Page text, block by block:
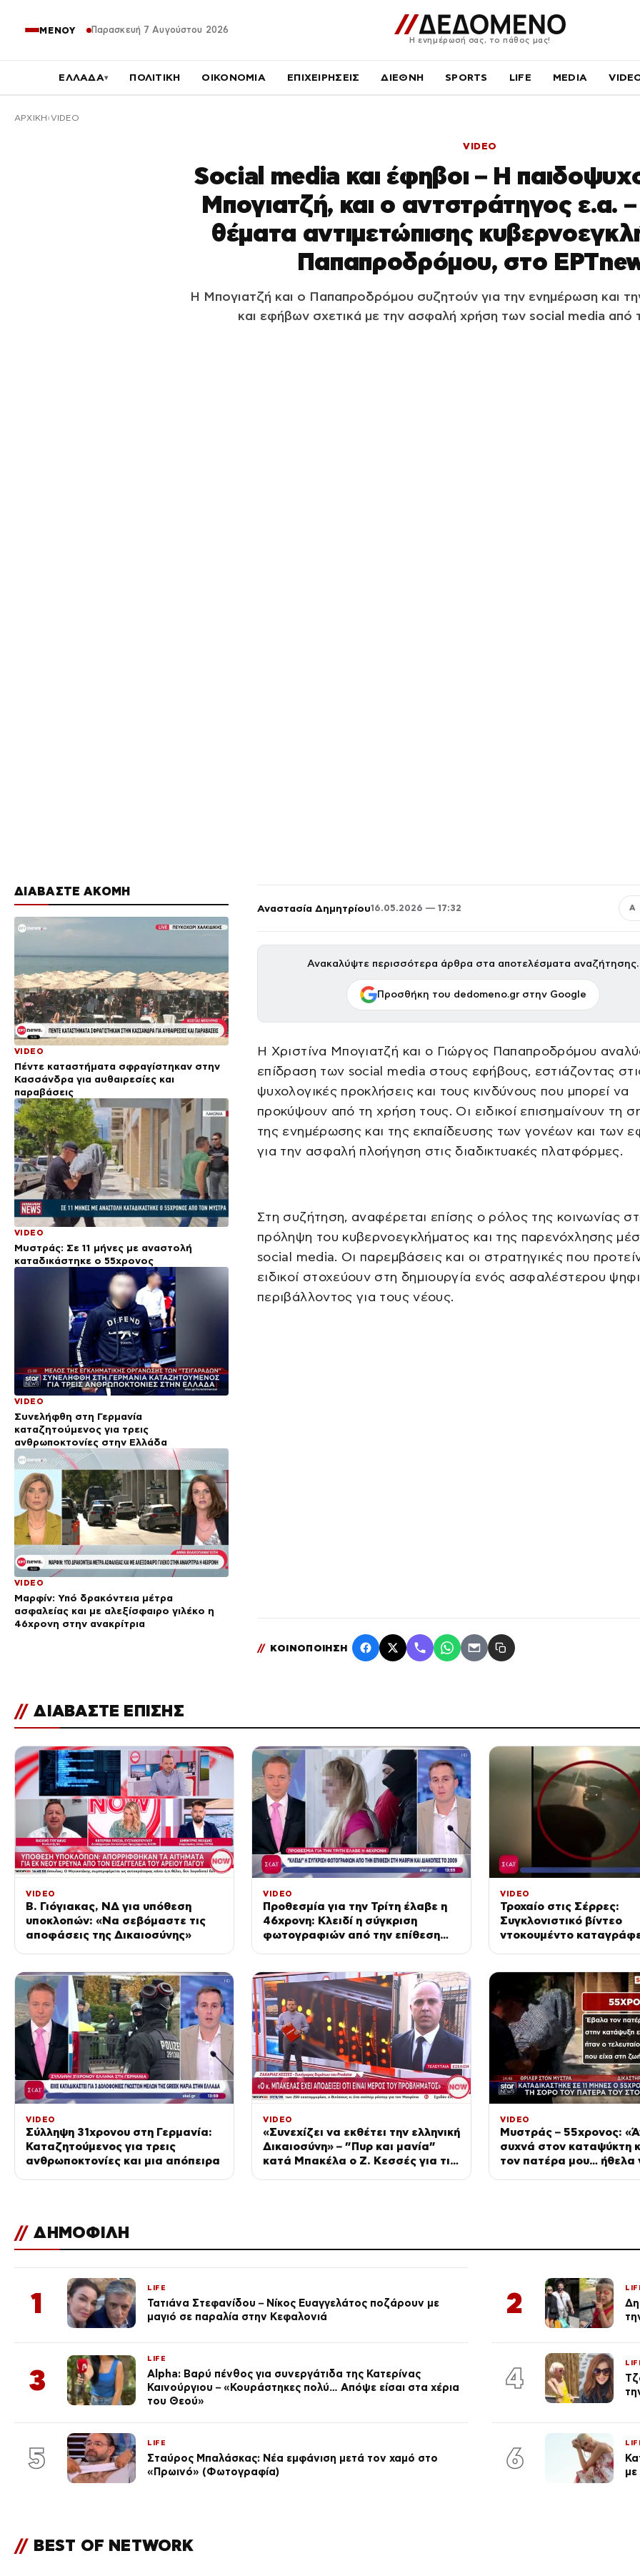
ΜΕΝΟΥ Παρασκευή 7 Αυγούστου 2026
Η ενημέρωσή σας, το πάθος μας!
ΕΛΛΑΔΑ▾ ΠΟΛΙΤΙΚΗ ΟΙΚΟΝΟΜΙΑ ΕΠΙΧΕΙΡΗΣΕΙΣ ΔΙΕΘΝΗ SPORTS LIFE MEDIA
ΑΡΧΙΚΉ VIDEO
VIDEO
Social media και έφηβοι – Η
Μπογιατζή, και ο αντστράτηγος ε.α. –
θέματα αντιμετώπισης
Παπαπροδρόμου, στο
Η Μπογιατζή και ο Παπαπροδρόμου συζητούν για την ενημέρωση και
και εφήβων σχετικά με την ασφαλή χρήση των social media από
ΔΙΑΒΑΣΤΕ ΑΚΟΜΗ
VIDEO
Πέντε καταστήματα σφραγίστηκαν στην
Κασσάνδρα για αυθαιρεσίες και
παραβάσεις
VIDEO
Μυστράς: Σε 11 μήνες με αναστολή
καταδικάστηκε ο 55χρονος
VIDEO
Συνελήφθη στη Γερμανία
καταζητούμενος για τρεις
ανθρωποκτονίες στην Ελλάδα
VIDEO
Μαρφίν: Υπό δρακόντεια μέτρα
ασφαλείας και με αλεξίσφαιρο γιλέκο η
46χρονη στην ανακρίτρια
Αναστασία Δημητρίου16.05.2026 — 17:32 Α
Ανακαλύψτε περισσότερα άρθρα στα αποτελέσματα αναζήτησης.
Προσθήκη του dedomeno.gr στην Google
Η Χριστίνα Μπογιατζή και ο Γιώργος Παπαπροδρόμου
επίδραση των social media στους εφήβους, εστιάζοντας
ψυχολογικές προκλήσεις και τους κινδύνους που μπορεί να
προκύψουν από τη χρήση τους. Οι ειδικοί επισημαίνουν τη
της ενημέρωσης και της εκπαίδευσης των γονέων και των
για την ασφαλή πλοήγηση στις διαδικτυακές πλατφόρμες.
Στη συζήτηση, αναφέρεται επίσης ο ρόλος της κοινωνίας
πρόληψη του κυβερνοεγκλήματος και της παρενόχλησης
social media. Οι παρεμβάσεις και οι στρατηγικές που
ειδικοί στοχεύουν στη δημιουργία ενός ασφαλέστερου
περιβάλλοντος για τους νέους.
// ΚΟΙΝΟΠΟΙΗΣΗ
// ΔΙΑΒΑΣΤΕ ΕΠΙΣΗΣ
VIDEO
Β. Γιόγιακας, ΝΔ για υπόθεση
υποκλοπών: «Να σεβόμαστε τις
αποφάσεις της Δικαιοσύνης»
VIDEO
Προθεσμία για την Τρίτη έλαβε η
46χρονη: Κλειδί η σύγκριση
φωτογραφιών από την επίθεση
VIDEO
Τροχαίο στις Σέρρες:
Συγκλονιστικό βίντεο
ντοκουμέντο
VIDEO
Σύλληψη 31χρονου στη Γερμανία:
Καταζητούμενος για τρεις
ανθρωποκτονίες και μια απόπειρα
VIDEO
«Συνεχίζει να εκθέτει την ελληνική
Δικαιοσύνη» – ”Πυρ και μανία”
κατά Μπακέλα ο Ζ. Κεσσές για τις
VIDEO
Μυστράς – 55χρονος:
συχνά στον καταψύκτη
τον πατέρα μου… ήθελα
// ΔΗΜΟΦΙΛΗ
1 LIFE
Τατιάνα Στεφανίδου – Νίκος Ευαγγελάτος ποζάρουν με
μαγιό σε παραλία στην Κεφαλονιά
2
3
LIFE
Alpha: Βαρύ πένθος για συνεργάτιδα της Κατερίνας
Καινούργιου – «Κουράστηκες πολύ… Απόψε είσαι στα χέρια
του Θεού»
4
5 LIFE
Σταύρος Μπαλάσκας: Νέα εμφάνιση μετά τον χαμό στο
«Πρωινό» (Φωτογραφία)
6
// BEST OF NETWORK